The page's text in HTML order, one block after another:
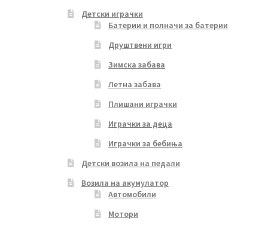
Детски играчки
Батерии и полначи за батерии
Друштвени игри
Зимска забава
Летна забава
Плишани играчки
Играчки за деца
Играчки за бебиња
Детски возила на педали
Возила на акумулатор
Автомобили
Мотори